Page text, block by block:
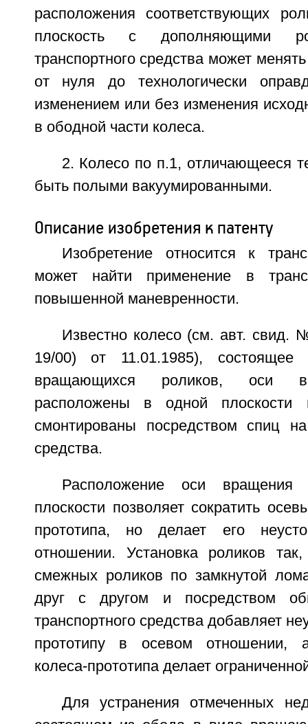
расположения соответствующих
плоскость с дополняющими
транспортного средства может
от нуля до технологически
изменением или без изменения
в ободной части колеса.
2. Колесо по п.1, отличающееся
быть полыми вакуумированными.
Описание изобретения к патенту
Изобретение относится к
может найти применение в
повышенной маневренности.
Известно колесо (см. авт. свид.
19/00) от 11.01.1985),
вращающихся роликов, оси
расположены в одной
смонтированы посредством спиц
средства.
Расположение оси
плоскости позволяет сократить
прототипа, но делает его
отношении. Установка роликов
смежных роликов по замкнутой
друг с другом и посредством
транспортного средства добавляет
прототипу в осевом отношении, а
колеса-прототипа делает
Для устранения отмеченных